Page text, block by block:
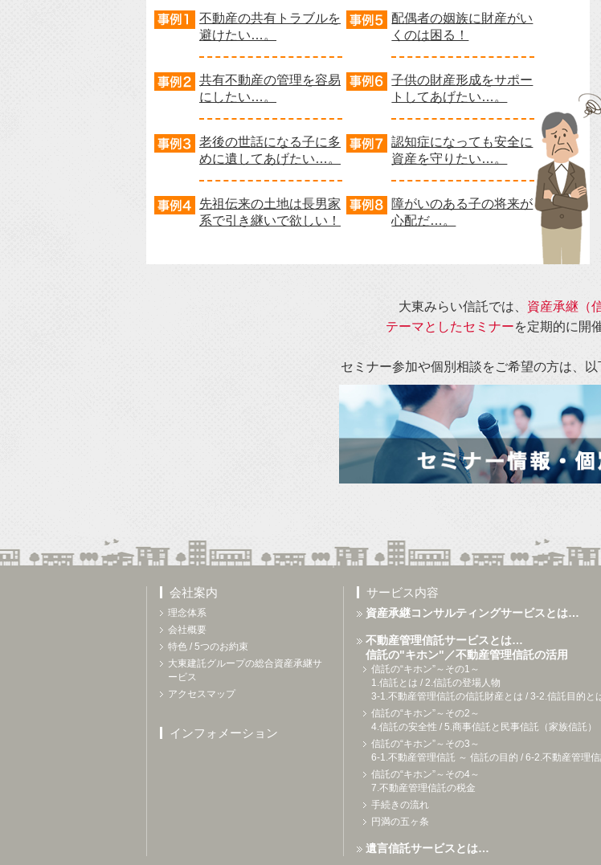
不動産の共有トラブルを
避けたい…。
共有不動産の管理を容易
にしたい…。
老後の世話になる子に多
めに遺してあげたい…。
先祖伝来の土地は長男家
系で引き継いで欲しい！
配偶者の姻族に財産がい
くのは困る！
子供の財産形成をサポー
トしてあげたい…。
認知症になっても安全に
資産を守りたい…。
障がいのある子の将来が
心配だ…。
大東みらい信託では、 資産承継（
テーマとしたセミナーを定期的に開
セミナー参加や個別相談をご希望の方は、以
会社案内
理念体系
会社概要
特色 / 5つのお約束
大東建託グループの総合資産承継サ
ービス
アクセスマップ
インフォメーション
サービス内容
資産承継コンサルティングサービスとは…
不動産管理信託サービスとは…
信託の"キホン"／不動産管理信託の活用
信託の“キホン”～その1～
1.信託とは / 2.信託の登場人物
3-1.不動産管理信託の信託財産とは / 3-2.信託目的と
信託の“キホン”～その2～
4.信託の安全性 / 5.商事信託と民事信託（家族信託）
信託の“キホン”～その3～
6-1.不動産管理信託 ～ 信託の目的 / 6-2.不動産管理
信託の“キホン”～その4～
7.不動産管理信託の税金
手続きの流れ
円満の五ヶ条
遺言信託サービスとは…